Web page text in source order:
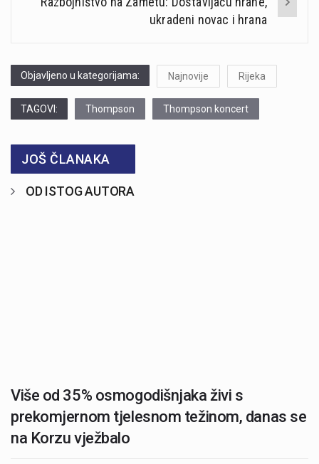
ukradeni novac i hrana
Objavljeno u kategorijama: Najnovije Rijeka
TAGOVI: Thompson Thompson koncert
JOŠ ČLANAKA
OD ISTOG AUTORA
Više od 35% osmogodišnjaka živi s
prekomjernom tjelesnom težinom, danas se
na Korzu vježbalo